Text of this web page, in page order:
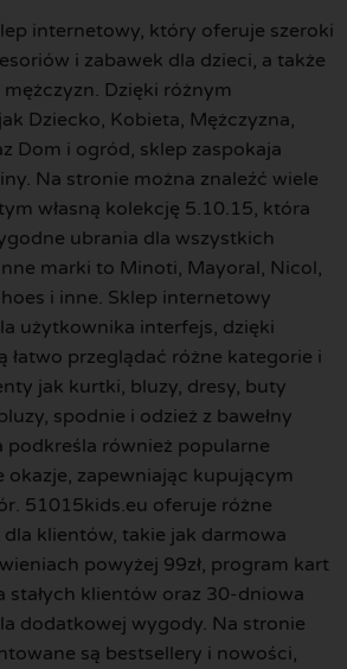
internetowy, który oferuje szeroki
i zabawek dla dzieci, a także
Dzięki różnym
Dziecko, Kobieta, Mężczyzna,
Dom i ogród, sklep zaspokaja
Na stronie można znaleźć wiele
własną kolekcję 5.10.15, która
ubrania dla wszystkich
marki to Minoti, Mayoral, Nicol,
i inne. Sklep internetowy
użytkownika interfejs, dzięki
łatwo przeglądać różne kategorie i
jak kurtki, bluzy, dresy, buty
spodnie i odzież z bawełny
podkreśla również popularne
okazje, zapewniając kupującym
51015kids.eu oferuje różne
klientów, takie jak darmowa
powyżej 99zł, program kart
stałych klientów oraz 30-dniowa
dodatkowej wygody. Na stronie
są bestsellery i nowości,